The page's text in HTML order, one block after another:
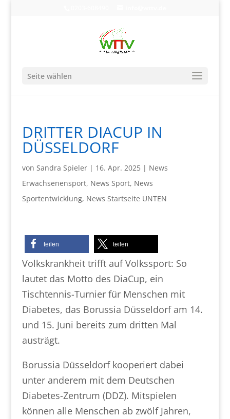
Seite wählen
DRITTER DIACUP IN
DÜSSELDORF
von Sandra Spieler| 16. Apr. 2025| News
Erwachsenensport, News Sport, News
Sportentwicklung, News Startseite UNTEN
teilen teilen
Volkskrankheit trifft auf Volkssport: So
lautet das Motto des DiaCup, ein
Tischtennis-Turnier für Menschen mit
Diabetes, das Borussia Düsseldorf am 14.
und 15. Juni bereits zum dritten Mal
austrägt.
Borussia Düsseldorf kooperiert dabei
unter anderem mit dem Deutschen
Diabetes-Zentrum (DDZ). Mitspielen
können alle Menschen ab zwölf Jahren,